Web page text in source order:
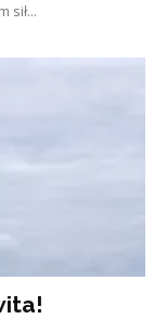
sił...